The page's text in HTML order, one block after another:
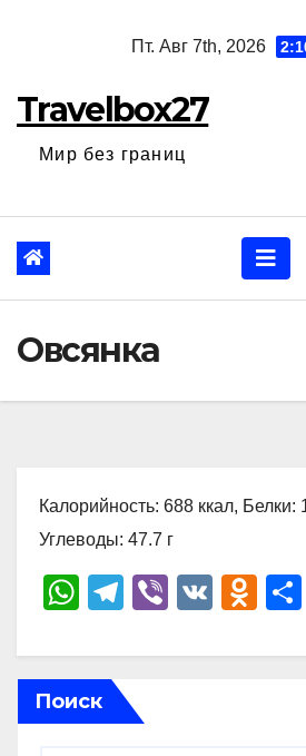
Пт. Авг 7th, 2026
Travelbox27
Мир без границ
Овсянка
Калорийность: 688 ккал, Белки:
Углеводы: 47.7 г
W
at
s
A
T
e
gr
a
Vi
er
V
O
n
Поиск